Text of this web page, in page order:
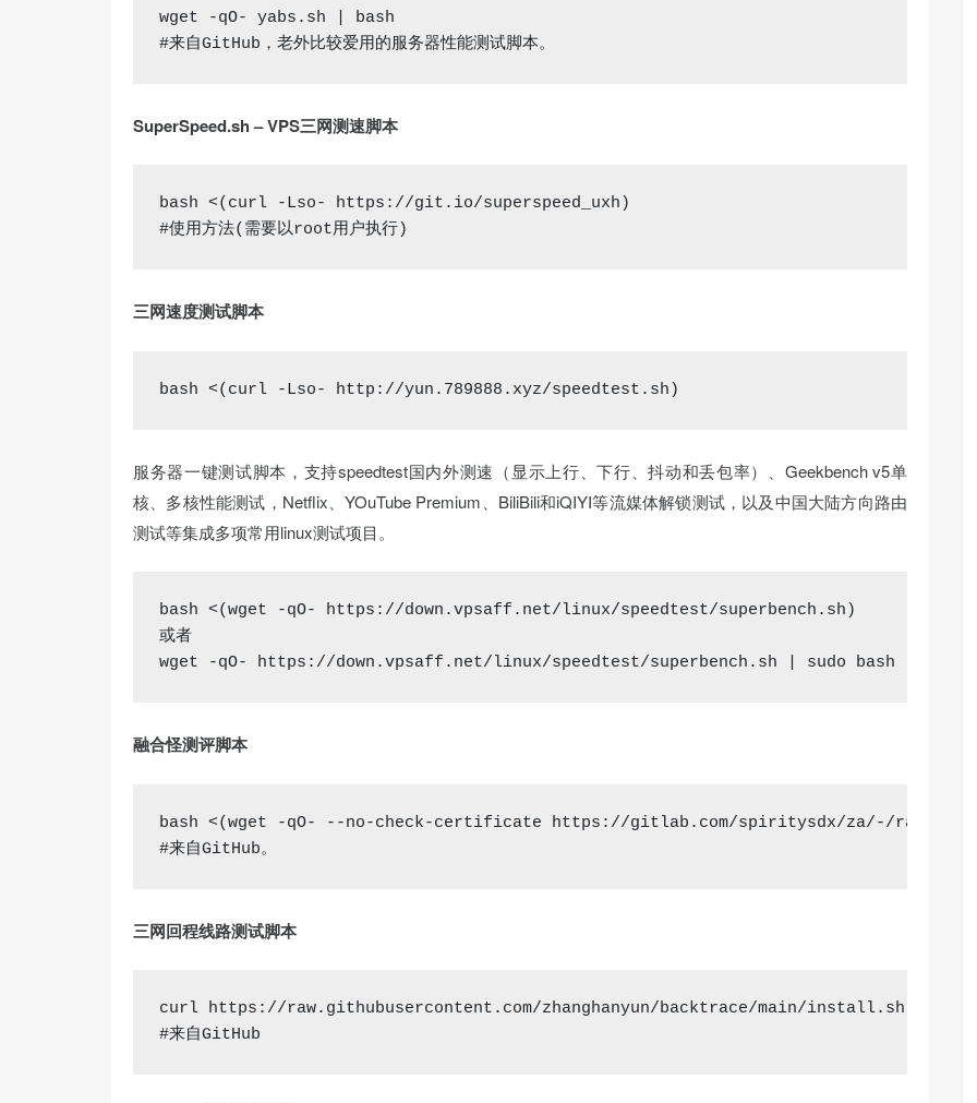
wget
#来自GitHub，老外比较爱用的服务器性能测试脚本。
SuperSpeed.sh – VPS三网测速脚本
bash
#使用方法(需要以root用户执行)
三网速度测试脚本
bash <(curl -Lso- http://yun.789888.xyz/speedtest.sh)
服务器一键测试脚本，支持speedtest国内外测速（显示上行、下行、抖动和丢包率）、Geekbench v5单
核、多核性能测试，Netflix、YOuTube Premium、BiliBili和iQIYI等流媒体解锁测试，以及中国大陆方向路由
测试等集成多项常用linux测试项目。
bash <(wget -qO- https: //down.vpsaff.net/linux/speedtest/superbench .sh)
或者
wget -qO- https: //down.vpsaff.net/linux/speedtest/superbench .sh | sudo bash
融合怪测评脚本
bash <(wget -qO- --no
#来自GitHub。
三网回程线路测试脚本
curl
#来自GitHub